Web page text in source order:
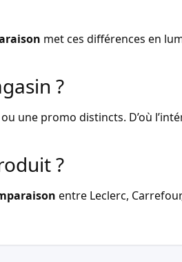
met ces différences en
?
une promo distincts. D’où
?
entre Leclerc,